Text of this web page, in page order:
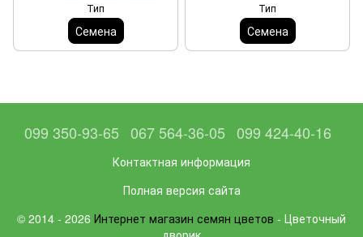
Тип
Семена
Тип
Семена
099 350-93-65 067 564-36-05 099 424-40-16
Контактная информация
Полная версия сайта
© 2014 - 2026 Интернет магазин семян цветов - Цветочный